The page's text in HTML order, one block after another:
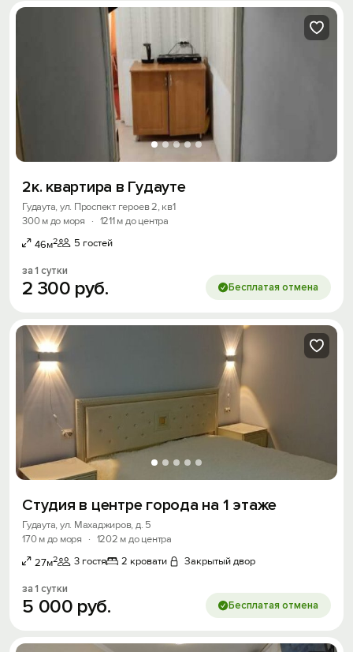
2к. квартира в Гудауте
Гудаута, ул. Проспект героев 2, кв1
300 м до моря
· 1211 м до центра
46м2 5 гостей
за 1 сутки
2 300 руб. Бесплатая отмена
Студия в центре города на 1 этаже
Гудаута, ул. Махаджиров, д. 5
170 м до моря
· 1202 м до центра
27м2 3 гостя 2 кровати Закрытый двор
за 1 сутки
5 000 руб. Бесплатая отмена